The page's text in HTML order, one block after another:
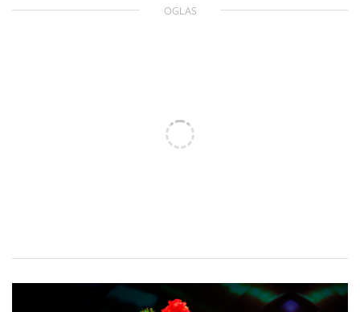
OGLAS